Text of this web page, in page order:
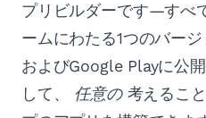
プリビルダーです—すべ
ームにわたる1つのバー
およびGoogle Playに公
して、 任意の考えるこ